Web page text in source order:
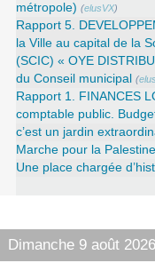
métropole) (elusVX)
Rapport 5.
la Ville au capital de la
(SCIC) « OYE
du Conseil municipal
(
Rapport 1. FINANCES
comptable public.
c’est un jardin
Marche pour la Palestine
Une place chargée
Dimanche 9 août 2026